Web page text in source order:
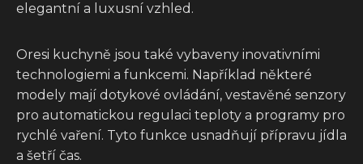
elegantní a luxusní vzhled.
Oresi kuchyně jsou také vybaveny inovativními
technologiemi a funkcemi. Například některé
modely mají dotykové ovládání, vestavěné senzory
pro automatickou regulaci teploty a programy pro
rychlé vaření. Tyto funkce usnadňují přípravu jídla
a šetří čas.